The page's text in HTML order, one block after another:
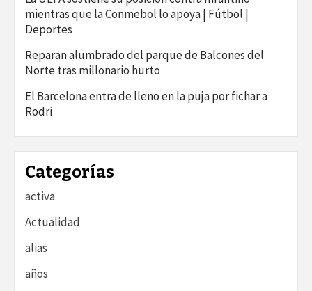
mientras que la Conmebol lo apoya | Fútbol |
Deportes
Reparan alumbrado del parque de Balcones del
Norte tras millonario hurto
El Barcelona entra de lleno en la puja por fichar a
Rodri
Categorías
activa
Actualidad
alias
años